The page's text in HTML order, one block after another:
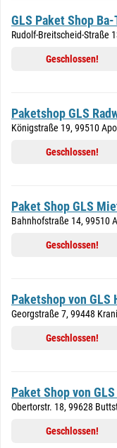
GLS Paket Shop
Rudolf-Breitscheid-Straße
Geschlossen!
Paketshop GLS
Königstraße 19, 99510
Geschlossen!
Paket Shop GLS
Bahnhofstraße 14, 99510
Geschlossen!
Paketshop von
Georgstraße 7, 99448
Geschlossen!
Paket Shop von GLS
Obertorstr. 18, 99628
Geschlossen!